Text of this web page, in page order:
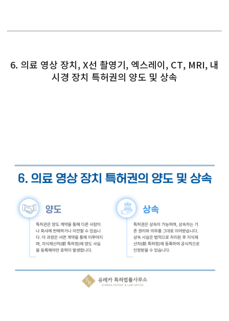
6. 의료 영상 장치, X선 촬영기, 엑스레이, CT, MRI, 내
시경 장치 특허권의 양도 및 상속